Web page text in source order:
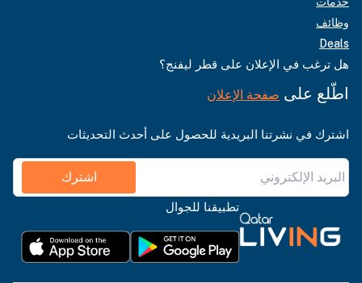
وظائف
Deals
هل ترغب في الإعلان على قطر ليفنج؟
اطّلع على صفحة الإعلان
اشترك في نشرتنا البريدية للحصول على أحدث التحديثات
اشترك
تطبيقنا للجوال